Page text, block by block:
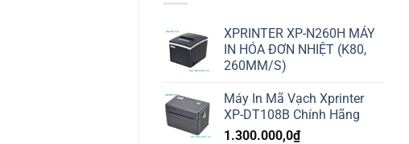
XPRINTER XP-N260H MÁY
IN HÓA ĐƠN NHIỆT (K80,
260MM/S)
Máy In Mã Vạch Xprinter
XP-DT108B Chính Hãng
1.300.000,0₫